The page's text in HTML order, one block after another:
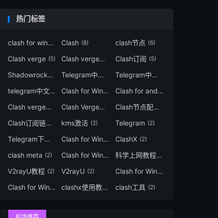
热门标签
clash for windows (9)
Clash (8) clash节点 (6)
Clash verge (5) Clash verge配置 (5)
Clash订阅 (5)
Shadowrocket (4) Telegram中文 Telegram中文汉化
telegram中文语言 (3) Clash for Windows中文 (3) Clash for android
Clash verge教程 (3) Clash Verge节点 (3) Clash节点配置
Clash订阅链接 (3)kms激活 (2) Telegram (2)
Telegram下载 Clash for Windows汉化 (2)
ClashX (2)
clash meta (2) Clash for Windows下载 (2) 科学上网教程
(2)
V2rayU教程 (2) V2rayU (2) Clash for Windows教程
Clash for Windows订阅 (2) clashx使用教程 (2)
clash工具 (2)